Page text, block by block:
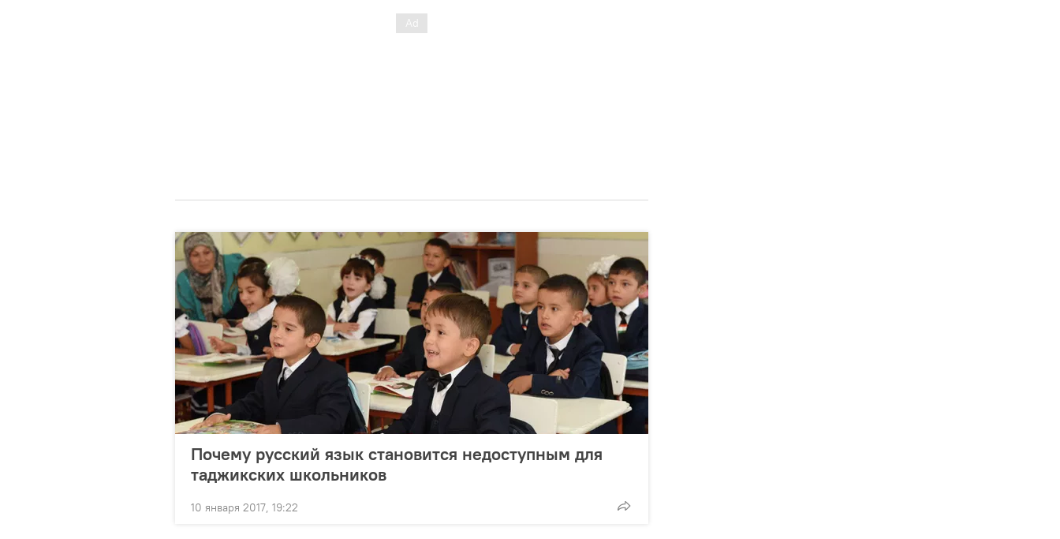
Почему русский язык становится недоступным для
таджикских школьников
10 января 2017, 19:22